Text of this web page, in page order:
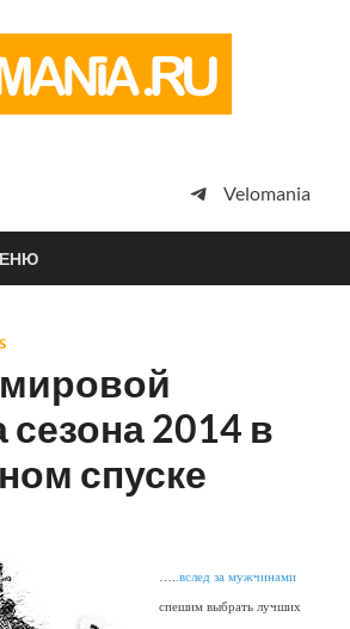
просто
Velomania
2014 в
спуске
.вслед за мужчинами
спешим выбрать лучших